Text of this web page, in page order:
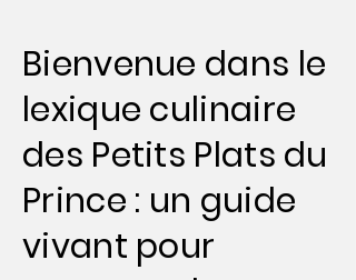
Bienvenue dans le
lexique culinaire
des Petits Plats du
Prince : un guide
vivant pour